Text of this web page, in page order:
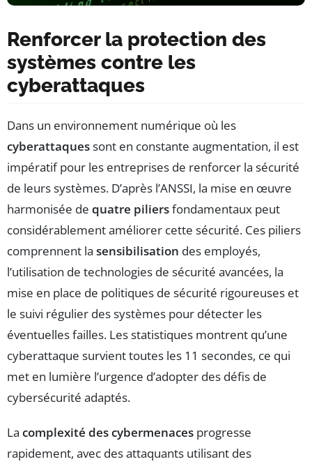
Renforcer la protection des
systèmes contre les
cyberattaques
Dans un environnement numérique où les
cyberattaquessont en constante augmentation, il est
impératif pour les entreprises de renforcer la sécurité
de leurs systèmes. D’après l’ANSSI, la mise en œuvre
harmonisée de quatre piliersfondamentaux peut
considérablement améliorer cette sécurité. Ces piliers
comprennent la sensibilisation des employés,
l’utilisation de technologies de sécurité avancées, la
mise en place de politiques de sécurité rigoureuses et
le suivi régulier des systèmes pour détecter les
éventuelles failles. Les statistiques montrent qu’une
cyberattaque survient toutes les 11 secondes, ce qui
met en lumière l’urgence d’adopter des défis de
cybersécurité adaptés.
La complexité des cybermenaces progresse
rapidement, avec des attaquants utilisant des